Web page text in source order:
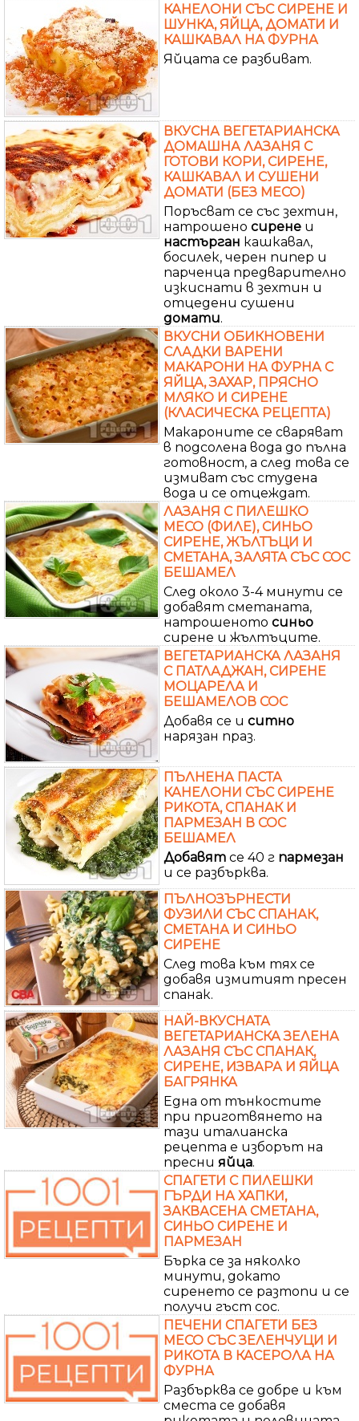
КАНЕЛОНИ СЪС СИРЕНЕ И
ШУНКА, ЯЙЦА, ДОМАТИ И
КАШКАВАЛ НА ФУРНА
Яйцата се разбиват.
ВКУСНА ВЕГЕТАРИАНСКА
ДОМАШНА ЛАЗАНЯ С
ГОТОВИ КОРИ, СИРЕНЕ,
КАШКАВАЛ И СУШЕНИ
ДОМАТИ (БЕЗ МЕСО)
Поръсват се със зехтин,
натрошено сирене и
настърган кашкавал,
босилек, черен пипер и
парченца предварително
изкиснати в зехтин и
отцедени сушени
домати.
ВКУСНИ ОБИКНОВЕНИ
СЛАДКИ ВАРЕНИ
МАКАРОНИ НА ФУРНА С
ЯЙЦА, ЗАХАР, ПРЯСНО
МЛЯКО И СИРЕНЕ
(КЛАСИЧЕСКА РЕЦЕПТА)
Макароните се сваряват
в подсолена вода до пълна
готовност, а след това се
измиват със студена
вода и се отцеждат.
ЛАЗАНЯ С ПИЛЕШКО
МЕСО (ФИЛЕ), СИНЬО
СИРЕНЕ, ЖЪЛТЪЦИ И
СМЕТАНА, ЗАЛЯТА СЪС СОС
БЕШАМЕЛ
След около 3-4 минути се
добавят сметаната,
натрошеното синьо
сирене и жълтъците.
ВЕГЕТАРИАНСКА ЛАЗАНЯ
С ПАТЛАДЖАН, СИРЕНЕ
МОЦАРЕЛА И
БЕШАМЕЛОВ СОС
Добавя се и ситно
нарязан праз.
ПЪЛНЕНА ПАСТА
КАНЕЛОНИ СЪС СИРЕНЕ
РИКОТА, СПАНАК И
ПАРМЕЗАН В СОС
БЕШАМЕЛ
Добавят се 40 г пармезан
и се разбърква.
ПЪЛНОЗЪРНЕСТИ
ФУЗИЛИ СЪС СПАНАК,
СМЕТАНА И СИНЬО
СИРЕНЕ
След това към тях се
добавя измитият пресен
спанак.
НАЙ-ВКУСНАТА
ВЕГЕТАРИАНСКА ЗЕЛЕНА
ЛАЗАНЯ СЪС СПАНАК,
СИРЕНЕ, ИЗВАРА И ЯЙЦА
БАГРЯНКА
Една от тънкостите
при приготвянето на
тази италианска
рецепта е изборът на
пресни яйца.
СПАГЕТИ С ПИЛЕШКИ
ГЪРДИ НА ХАПКИ,
ЗАКВАСЕНА СМЕТАНА,
СИНЬО СИРЕНЕ И
ПАРМЕЗАН
Бърка се за няколко
минути, докато
сиренето се разтопи и се
получи гъст сос.
ПЕЧЕНИ СПАГЕТИ БЕЗ
МЕСО СЪС ЗЕЛЕНЧУЦИ И
РИКОТА В КАСЕРОЛА НА
ФУРНА
Разбърква се добре и към
сместа се добавя